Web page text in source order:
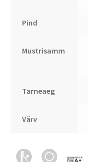
Pind
Mustrisamm
Tarneaeg
Värv